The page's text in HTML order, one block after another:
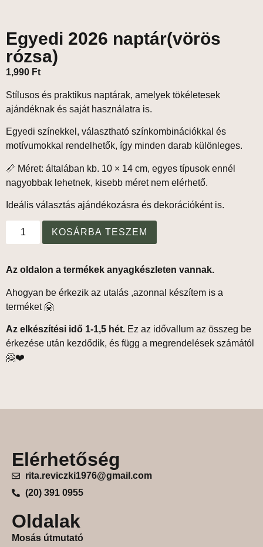
Egyedi 2026 naptár(vörös
rózsa)
1,990 Ft
Stílusos és praktikus naptárak, amelyek tökéletesek
ajándéknak és saját használatra is.
Egyedi színekkel, választható színkombinációkkal és
motívumokkal rendelhetők, így minden darab különleges.
📏 Méret: általában kb. 10 × 14 cm, egyes típusok ennél
nagyobbak lehetnek, kisebb méret nem elérhető.
Ideális választás ajándékozásra és dekorációként is.
KOSÁRBA TESZEM
Az oldalon a termékek anyagkészleten vannak.
Ahogyan be érkezik az utalás ,azonnal készítem is a
terméket 🤗
Az elkészítési idő 1-1,5 hét. Ez az idővallum az összeg be
érkezése után kezdődik, és függ a megrendelések számától
🤗❤️
Elérhetőség
rita.reviczki1976@gmail.com
(20) 391 0955
Oldalak
Mosás útmutató